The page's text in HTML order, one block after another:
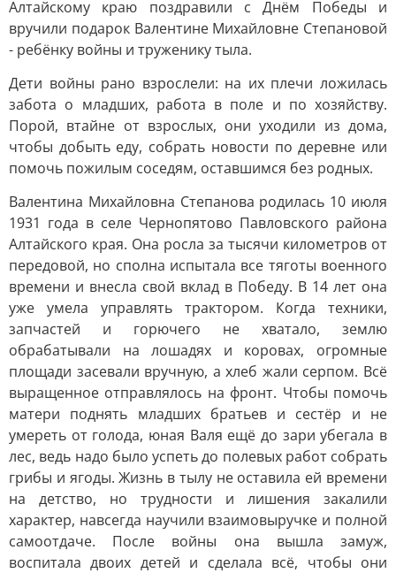
Алтайскому краю поздравили с Днём Победы и
вручили подарок Валентине Михайловне Степановой
- ребёнку войны и труженику тыла.
Дети войны рано взрослели: на их плечи ложилась
забота о младших, работа в поле и по хозяйству.
Порой, втайне от взрослых, они уходили из дома,
чтобы добыть еду, собрать новости по деревне или
помочь пожилым соседям, оставшимся без родных.
Валентина Михайловна Степанова родилась 10 июля
1931 года в селе Чернопятово Павловского района
Алтайского края. Она росла за тысячи километров от
передовой, но сполна испытала все тяготы военного
времени и внесла свой вклад в Победу. В 14 лет она
уже умела управлять трактором. Когда техники,
запчастей и горючего не хватало, землю
обрабатывали на лошадях и коровах, огромные
площади засевали вручную, а хлеб жали серпом. Всё
выращенное отправлялось на фронт. Чтобы помочь
матери поднять младших братьев и сестёр и не
умереть от голода, юная Валя ещё до зари убегала в
лес, ведь надо было успеть до полевых работ собрать
грибы и ягоды. Жизнь в тылу не оставила ей времени
на детство, но трудности и лишения закалили
характер, навсегда научили взаимовыручке и полной
самоотдаче. После войны она вышла замуж,
воспитала двоих детей и сделала всё, чтобы они